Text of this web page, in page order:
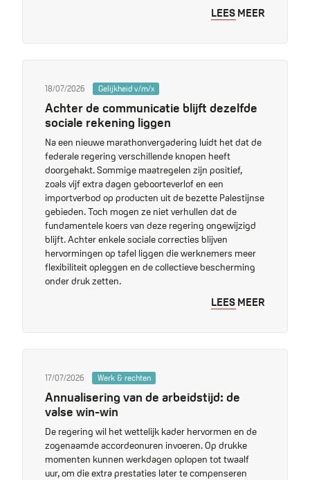
LEES MEER
18/07/2026 Gelijkheid v/m/x
Achter de communicatie blijft dezelfde
sociale rekening liggen
Na een nieuwe marathonvergadering luidt het dat de
federale regering verschillende knopen heeft
doorgehakt. Sommige maatregelen zijn positief,
zoals vijf extra dagen geboorteverlof en een
importverbod op producten uit de bezette Palestijnse
gebieden. Toch mogen ze niet verhullen dat de
fundamentele koers van deze regering ongewijzigd
blijft. Achter enkele sociale correcties blijven
hervormingen op tafel liggen die werknemers meer
flexibiliteit opleggen en de collectieve bescherming
onder druk zetten.
LEES MEER
17/07/2026 Werk & rechten
Annualisering van de arbeidstijd: de
valse win-win
De regering wil het wettelijk kader hervormen en de
zogenaamde accordeonuren invoeren. Op drukke
momenten kunnen werkdagen oplopen tot twaalf
uur, om die extra prestaties later te compenseren